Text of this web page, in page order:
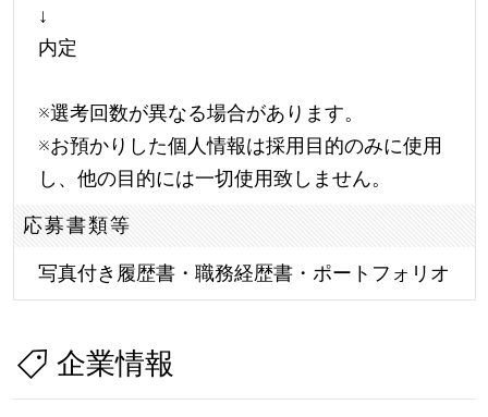
↓
内定
※選考回数が異なる場合があります。
※お預かりした個人情報は採用目的のみに使用
し、他の目的には一切使用致しません。
応募書類等
写真付き履歴書・職務経歴書・ポートフォリオ
企業情報